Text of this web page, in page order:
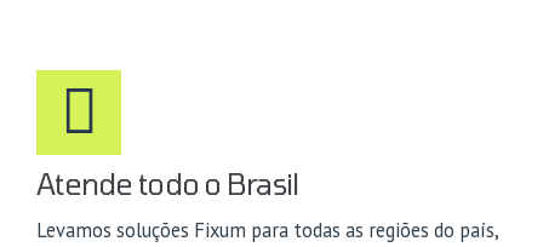
Atende todo o Brasil
Levamos soluções Fixum para todas as regiões do país,